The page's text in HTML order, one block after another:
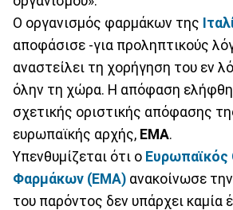
O οργανισμός φαρμάκων της
αποφάσισε -για προληπτικούς
αναστείλει τη χορήγηση του εν
όλην τη χώρα. Η απόφαση ελήφθη
σχετικής οριστικής απόφασης
ευρωπαϊκής αρχής, ΕΜΑ.
Υπενθυμίζεται ότι ο Ευρωπαϊκός
Φαρμάκων (EMA) ανακοίνωσε
του παρόντος δεν υπάρχει καμία